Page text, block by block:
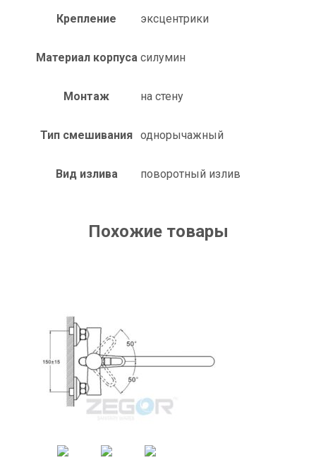
Крепление эксцентрики
Материал корпуса силумин
Монтаж на стену
Тип смешивания однорычажный
Вид излива поворотный излив
Похожие товары